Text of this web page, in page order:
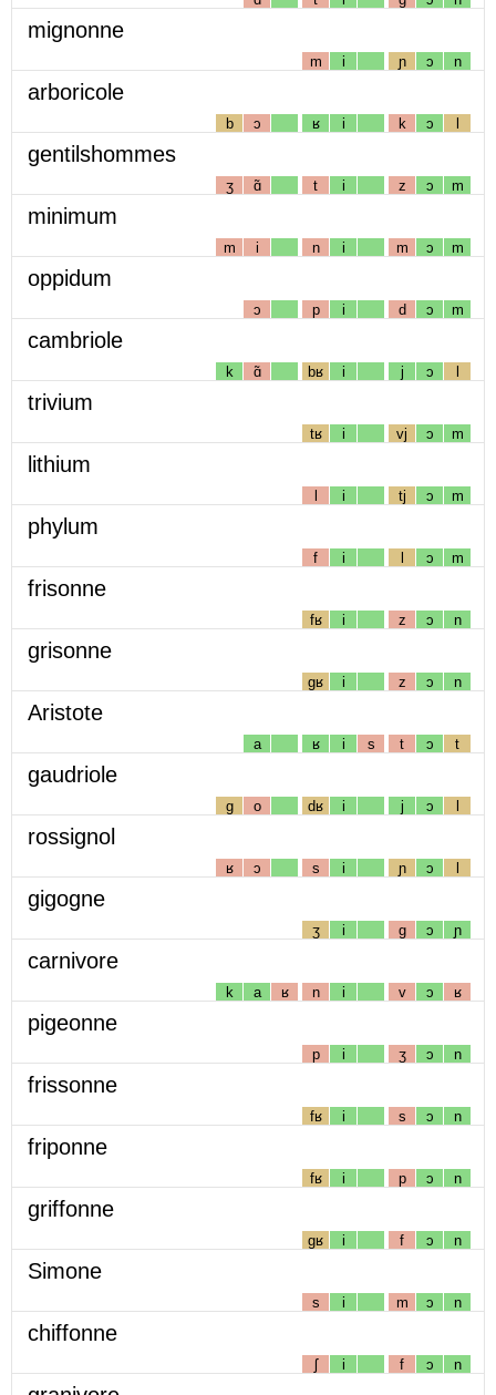
mignonne
m i ɲ ɔ n
arboricole
b ɔ ʁ i k ɔ l
gentilshommes
ʒ ɑ̃ t i z ɔ m
minimum
m i n i m ɔ m
oppidum
ɔ p i d ɔ m
cambriole
k ɑ̃ bʁ i j ɔ l
trivium
tʁ i vj ɔ m
lithium
l i tj ɔ m
phylum
f i l ɔ m
frisonne
fʁ i z ɔ n
grisonne
gʁ i z ɔ n
Aristote
a ʁ i s t ɔ t
gaudriole
g o dʁ i j ɔ l
rossignol
ʁ ɔ s i ɲ ɔ l
gigogne
ʒ i g ɔ ɲ
carnivore
k a ʁ n i v ɔ ʁ
pigeonne
p i ʒ ɔ n
frissonne
fʁ i s ɔ n
friponne
fʁ i p ɔ n
griffonne
gʁ i f ɔ n
Simone
s i m ɔ n
chiffonne
ʃ i f ɔ n